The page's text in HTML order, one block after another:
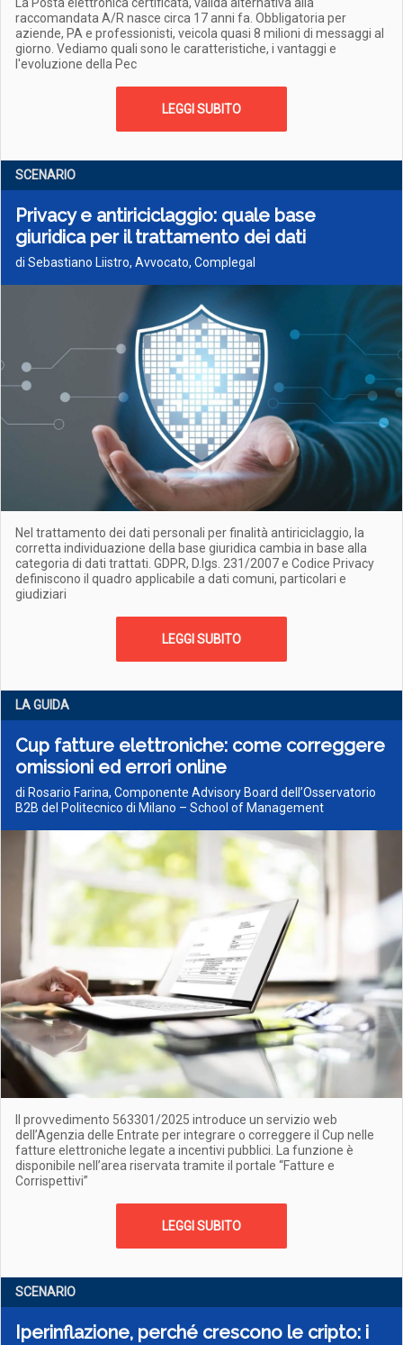
raccomandata A/R nasce circa 17 anni fa. Obbligatoria per
aziende, PA e professionisti, veicola quasi 8 milioni di messaggi al
giorno. Vediamo quali sono le caratteristiche, i vantaggi e
l'evoluzione della Pec
LEGGI SUBITO
SCENARIO
Privacy e antiriciclaggio: quale base
giuridica per il trattamento dei dati
di Sebastiano Liistro, Avvocato, Complegal
Nel trattamento dei dati personali per finalità antiriciclaggio, la
corretta individuazione della base giuridica cambia in base alla
categoria di dati trattati. GDPR, D.lgs. 231/2007 e Codice Privacy
definiscono il quadro applicabile a dati comuni, particolari e
giudiziari
LEGGI SUBITO
LA GUIDA
Cup fatture elettroniche: come correggere
omissioni ed errori online
di Rosario Farina, Componente Advisory Board dell’Osservatorio
B2B del Politecnico di Milano – School of Management
Il provvedimento 563301/2025 introduce un servizio web
dell’Agenzia delle Entrate per integrare o correggere il Cup nelle
fatture elettroniche legate a incentivi pubblici. La funzione è
disponibile nell’area riservata tramite il portale “Fatture e
Corrispettivi”
LEGGI SUBITO
SCENARIO
Iperinflazione, perché crescono le cripto: i